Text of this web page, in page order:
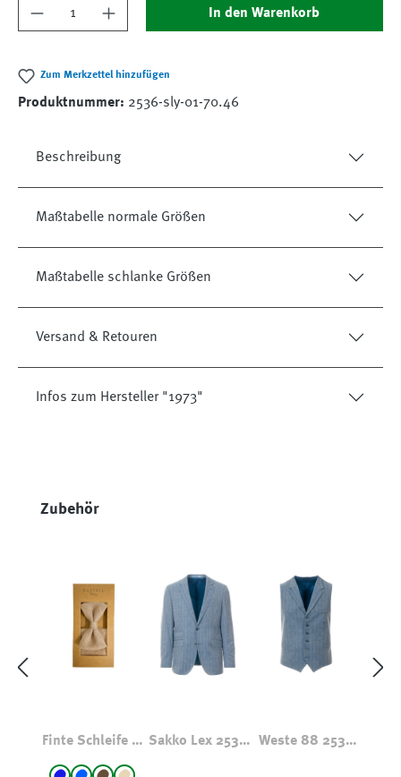
Produkt Anzahl: Gib den gewünschten Wert
In den Warenkorb
Zum Merkzettel hinzufügen
Produktnummer: 2536-sly-01-70.46
Beschreibung
Maßtabelle normale Größen
Maßtabelle schlanke Größen
Versand & Retouren
Infos zum Hersteller "1973"
Produktgalerie überspringen
Zubehör
Finte Schleife & Sakko Lex 2536
Weste 88 2536